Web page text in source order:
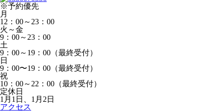
※予約優先
月
12：00～23：00
火～金
9：00～23：00
土
9：00～19：00（最終受付）
日
9：00〜19：00（最終受付）
祝
10：00～22：00（最終受付）
定休日
1月1日、1月2日
アクセス